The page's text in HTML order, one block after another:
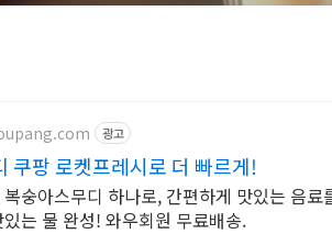
광고
쿠팡 로켓프레시로 더 빠르게!
숭아스무디 하나로, 간편하게 맛있는 음
는 물 완성! 와우회원 무료배송.